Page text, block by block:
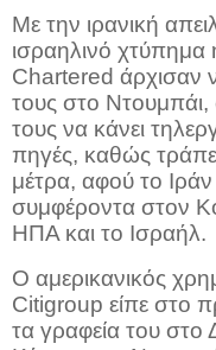
Με την ιρανική
ισραηλινό
Chartered άρχισαν
τους στο
τους να κάνει
πηγές, καθώς
μέτρα, αφού το
συμφέροντα στον
ΗΠΑ και το Ισραήλ.
O αμερικανικός
Citigroup είπε στο
τα γραφεία του στο